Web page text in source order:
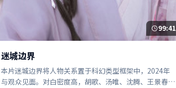
99:41
迷城边界
本片迷城边界将人物关系置于科幻类型框架中，2024年
与观众见面。对白密度高，胡歌、汤唯、沈腾、王景春的